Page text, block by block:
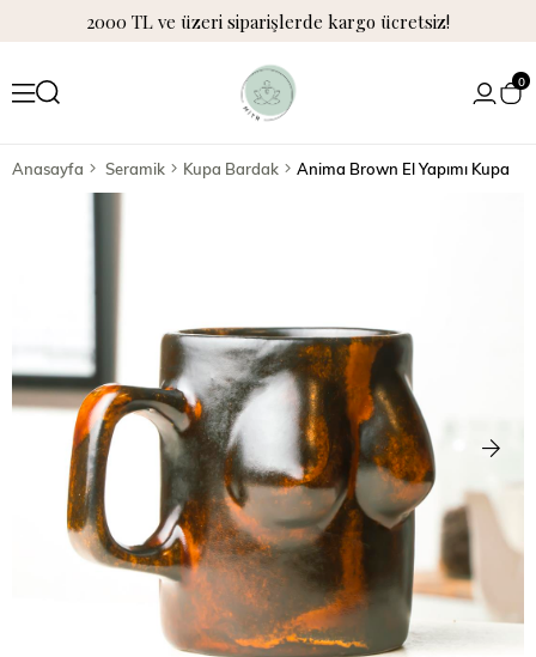
2000 TL ve üzeri siparişlerde kargo ücretsiz!
0
Anasayfa Seramik Kupa Bardak Anima Brown El Yapımı Kupa